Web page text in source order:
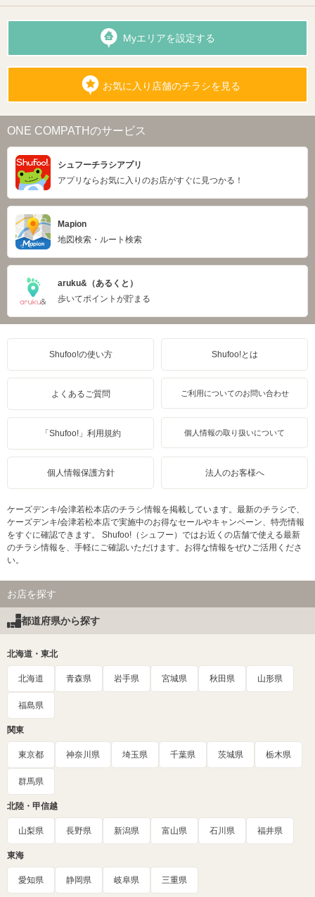
Myエリアを設定する
お気に入り店舗のチラシを見る
ONE COMPATHのサービス
シュフーチラシアプリ
アプリならお気に入りのお店がすぐに見つかる！
Mapion
地図検索・ルート検索
aruku&（あるくと）
歩いてポイントが貯まる
Shufoo!の使い方 Shufoo!とは
よくあるご質問 ご利用についてのお問い合わせ
「Shufoo!」利用規約 個人情報の取り扱いについて
個人情報保護方針 法人のお客様へ
ケーズデンキ/会津若松本店のチラシ情報を掲載しています。最新のチラシで、
ケーズデンキ/会津若松本店で実施中のお得なセールやキャンペーン、特売情報
をすぐに確認できます。 Shufoo!（シュフー）ではお近くの店舗で使える最新
のチラシ情報を、手軽にご確認いただけます。お得な情報をぜひご活用くださ
い。
お店を探す
都道府県から探す
北海道・東北
北海道 青森県 岩手県 宮城県 秋田県 山形県
福島県
関東
東京都 神奈川県 埼玉県 千葉県 茨城県 栃木県
群馬県
北陸・甲信越
山梨県 長野県 新潟県 富山県 石川県 福井県
東海
愛知県 静岡県 岐阜県 三重県